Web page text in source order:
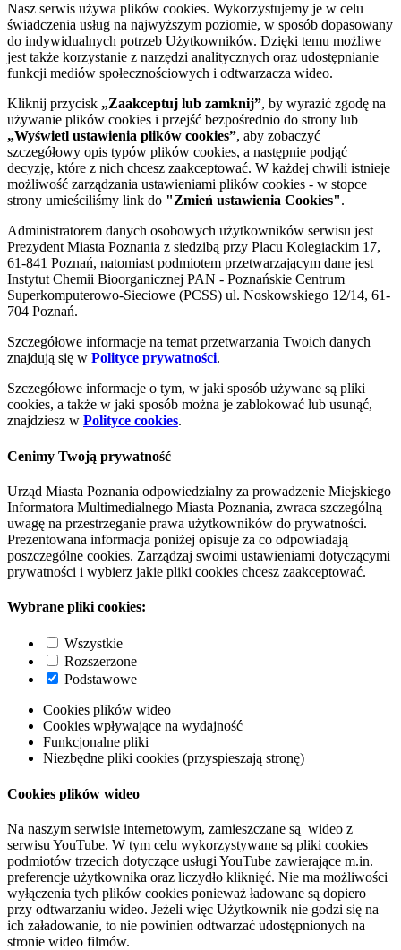
Nasz serwis używa plików cookies. Wykorzystujemy je w celu
świadczenia usług na najwyższym poziomie, w sposób dopasowany
do indywidualnych potrzeb Użytkowników. Dzięki temu możliwe
jest także korzystanie z narzędzi analitycznych oraz udostępnianie
funkcji mediów społecznościowych i odtwarzacza wideo.
Kliknij przycisk „Zaakceptuj lub zamknij”, by wyrazić zgodę na
używanie plików cookies i przejść bezpośrednio do strony lub
„Wyświetl ustawienia plików cookies”, aby zobaczyć
szczegółowy opis typów plików cookies, a następnie podjąć
decyzję, które z nich chcesz zaakceptować. W każdej chwili istnieje
możliwość zarządzania ustawieniami plików cookies - w stopce
strony umieściliśmy link do "Zmień ustawienia Cookies".
Administratorem danych osobowych użytkowników serwisu jest
Prezydent Miasta Poznania z siedzibą przy Placu Kolegiackim 17,
61-841 Poznań, natomiast podmiotem przetwarzającym dane jest
Instytut Chemii Bioorganicznej PAN - Poznańskie Centrum
Superkomputerowo-Sieciowe (PCSS) ul. Noskowskiego 12/14, 61-
704 Poznań.
Szczegółowe informacje na temat przetwarzania Twoich danych
znajdują się w Polityce prywatności.
Szczegółowe informacje o tym, w jaki sposób używane są pliki
cookies, a także w jaki sposób można je zablokować lub usunąć,
znajdziesz w Polityce cookies.
Cenimy Twoją prywatność
Urząd Miasta Poznania odpowiedzialny za prowadzenie Miejskiego
Informatora Multimedialnego Miasta Poznania, zwraca szczególną
uwagę na przestrzeganie prawa użytkowników do prywatności.
Prezentowana informacja poniżej opisuje za co odpowiadają
poszczególne cookies. Zarządzaj swoimi ustawieniami dotyczącymi
prywatności i wybierz jakie pliki cookies chcesz zaakceptować.
Wybrane pliki cookies:
Wszystkie
Rozszerzone
Podstawowe
Cookies plików wideo
Cookies wpływające na wydajność
Funkcjonalne pliki
Niezbędne pliki cookies (przyspieszają stronę)
Cookies plików wideo
Na naszym serwisie internetowym, zamieszczane są wideo z
serwisu YouTube. W tym celu wykorzystywane są pliki cookies
podmiotów trzecich dotyczące usługi YouTube zawierające m.in.
preferencje użytkownika oraz liczydło kliknięć. Nie ma możliwości
wyłączenia tych plików cookies ponieważ ładowane są dopiero
przy odtwarzaniu wideo. Jeżeli więc Użytkownik nie godzi się na
ich załadowanie, to nie powinien odtwarzać udostępnionych na
stronie wideo filmów.